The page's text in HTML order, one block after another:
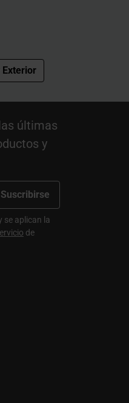
Exterior
últimas
y
Suscribirse
se aplican la
de